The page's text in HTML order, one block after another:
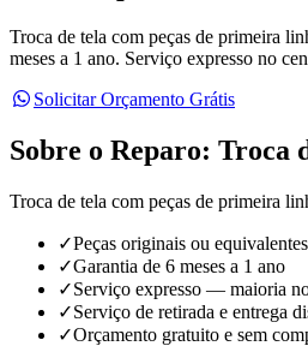
Troca de tela com peças de primeira
meses a 1 ano. Serviço expresso no
Solicitar Orçamento Grátis
Sobre o Reparo: Troca
Troca de tela com peças de primeira
✓Peças originais ou
✓Garantia de 6 meses a 1 ano
✓Serviço expresso — maioria
✓Serviço de retirada e entrega
✓Orçamento gratuito e sem